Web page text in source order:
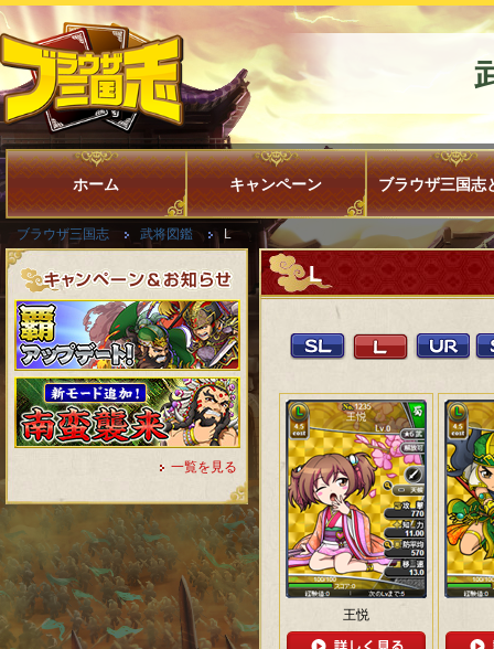
ホーム キャンペーン ブラウザ三国志
ブラウザ三国志 武将図鑑 L
一覧を見る
L
王悦